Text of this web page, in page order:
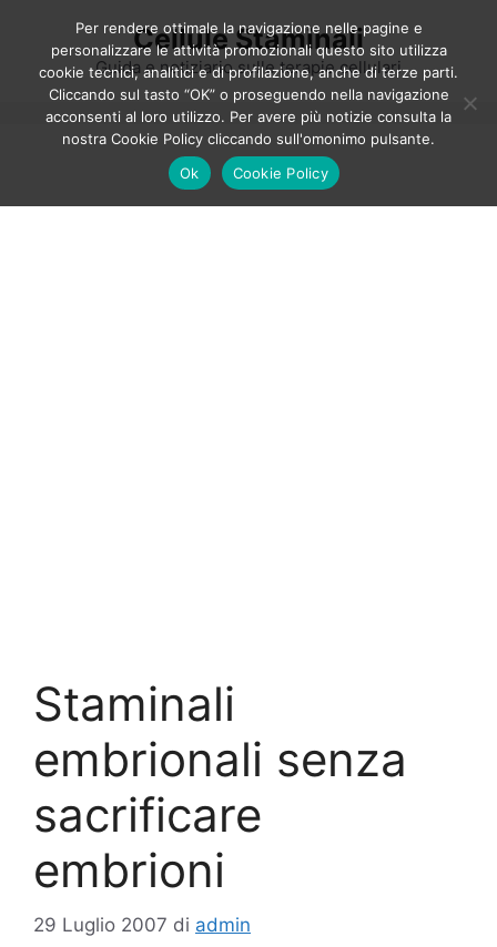
contenuto
Cellule Staminali
Guida e notiziario sulle terapie cellulari
Staminali
embrionali senza
sacrificare
embrioni
29 Luglio 2007 di admin
Per rendere ottimale la navigazione nelle pagine e
personalizzare le attività promozionali questo sito utilizza
cookie tecnici, analitici e di profilazione, anche di terze parti.
Cliccando sul tasto “OK” o proseguendo nella navigazione
acconsenti al loro utilizzo. Per avere più notizie consulta la
nostra Cookie Policy cliccando sull'omonimo pulsante.
Ok
Cookie Policy